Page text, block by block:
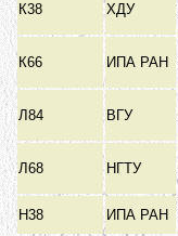
К38 ХДУ
К66 ИПА РАН
Л84 ВГУ
Л68 НГТУ
Н38
ИПА РАН